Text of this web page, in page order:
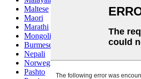
Maltese
Maori
Marathi
Mongolian
Burmese
Nepali
Norwegian
Pashto